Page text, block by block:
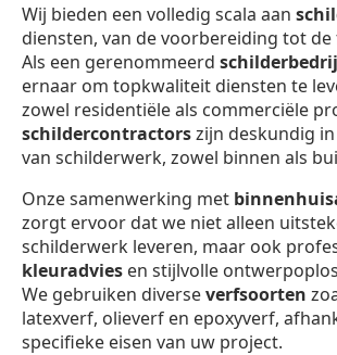
Wij bieden een volledig scala aan
diensten, van de voorbereiding tot
Als een gerenommeerd
ernaar om topkwaliteit diensten te
zowel residentiële als commerciële
schildercontractorszijn deskundig
van schilderwerk, zowel binnen als
Onze samenwerking met
zorgt ervoor dat we niet alleen
schilderwerk leveren, maar ook
kleuradvies en stijlvolle
We gebruiken diverseverfsoorten
latexverf, olieverf en epoxyverf,
specifieke eisen van uw project.